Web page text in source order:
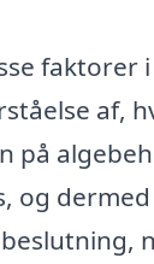
faktorer
af,
på
og